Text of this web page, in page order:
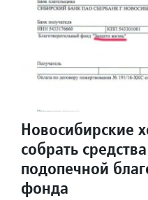
Новосибирские
собрать
подопечной
фонда